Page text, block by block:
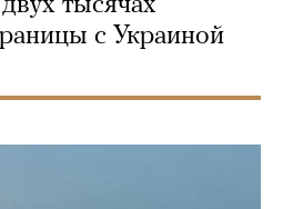
тысячах
с Украиной